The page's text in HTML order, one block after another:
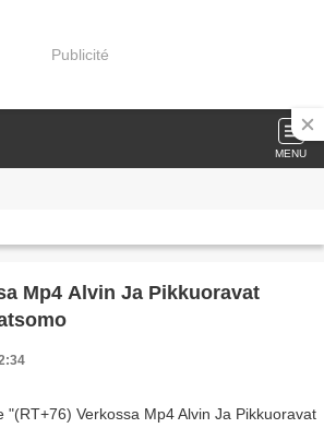
Publicité
MENU
Mp4 Alvin Ja Pikkuoravat